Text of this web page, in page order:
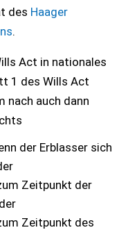
des Haager
.
Act in nationales
1 des Wills Act
nach auch dann
der Erblasser sich
Zeitpunkt der
Zeitpunkt des